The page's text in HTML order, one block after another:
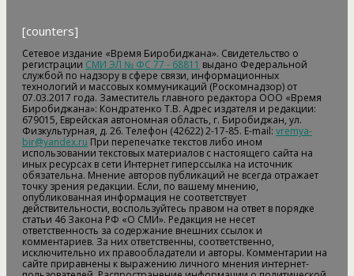
[counters]
Сетевое издание «Время Биробиджана». Свидетельство о
регистрации СМИ ЭЛ № ФС 77 - 68811 выдано Федеральной
службой по надзору в сфере связи, информационных
технологий и массовых коммуникаций (Роскомнадзор) от
07.03.2017 года. Заместитель главного редактора ООО «Время
Биробиджана»: Кондратенко Т.В. Адрес издателя и редакции:
679015, Еврейская автономная область, г. Биробиджан, ул.
Физкультурная, д. 26. Телефон (42622) 2-17-85. E-mail: vremya-
bir@yandex.ru При перепечатке текстов либо ином
использовании текстовых материалов с настоящего сайта на
иных ресурсах в сети Интернет гиперссылка на источник
обязательна. Мнение авторов публикаций не всегда отражает
точку зрения редакции. Если, по вашему мнению,
опубликованная информация не соответствует
действительности, воспользуйтесь правом на ответ в порядке
статьи 46 Закона РФ «О СМИ». Редакция не несет
ответственность за содержание внешних ссылок и
комментариев. За них ответственны, соответственно,
исключительно их правообладатели и авторы. Комментарии на
сайте приравнены к выражению личного мнения интернет-